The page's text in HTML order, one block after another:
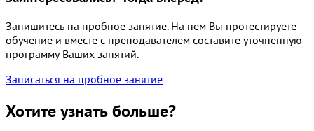
Запишитесь на пробное занятие. На нем Вы протестируете
обучение и вместе с преподавателем составите уточненную
программу Ваших занятий.
Записаться на пробное занятие
Хотите узнать больше?